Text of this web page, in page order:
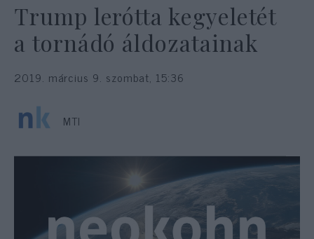
Trump lerótta kegyeletét
a tornádó áldozatainak
2019. március 9. szombat, 15:36
MTI